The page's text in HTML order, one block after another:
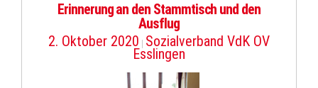
Erinnerung an den Stammtisch und den
Ausflug
2. Oktober 2020 | Sozialverband VdK OV
Esslingen